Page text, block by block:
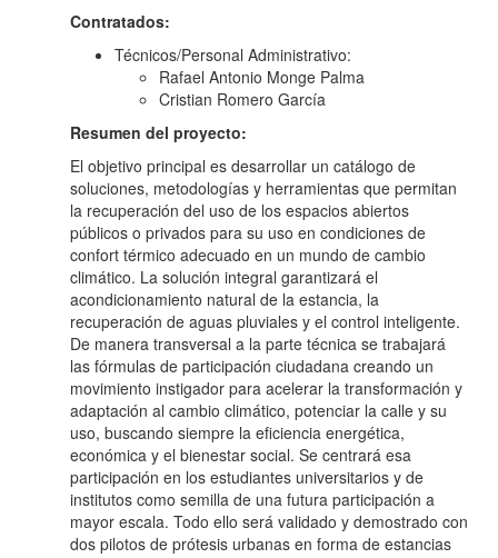
Contratados:
Técnicos/Personal Administrativo:
Rafael Antonio Monge Palma
Cristian Romero García
Resumen del proyecto:
El objetivo principal es desarrollar un catálogo de
soluciones, metodologías y herramientas que permitan
la recuperación del uso de los espacios abiertos
públicos o privados para su uso en condiciones de
confort térmico adecuado en un mundo de cambio
climático. La solución integral garantizará el
acondicionamiento natural de la estancia, la
recuperación de aguas pluviales y el control inteligente.
De manera transversal a la parte técnica se trabajará
las fórmulas de participación ciudadana creando un
movimiento instigador para acelerar la transformación y
adaptación al cambio climático, potenciar la calle y su
uso, buscando siempre la eficiencia energética,
económica y el bienestar social. Se centrará esa
participación en los estudiantes universitarios y de
institutos como semilla de una futura participación a
mayor escala. Todo ello será validado y demostrado con
dos pilotos de prótesis urbanas en forma de estancias